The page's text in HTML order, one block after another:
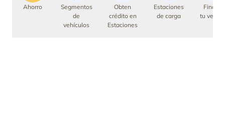
Ahorro
Segmentos
de
vehículos
Obten
crédito en
Estaciones
Estaciones
de carga
tu